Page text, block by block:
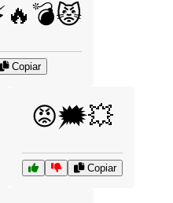
Copiar
😡🗯️💥
Copiar